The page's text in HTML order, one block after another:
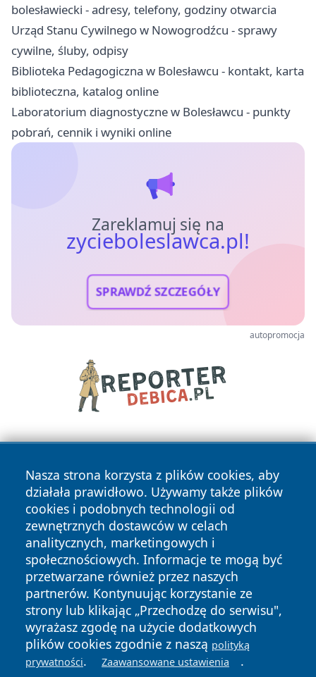
bolesławiecki - adresy, telefony, godziny otwarcia
Urząd Stanu Cywilnego w Nowogrodźcu - sprawy
cywilne, śluby, odpisy
Biblioteka Pedagogiczna w Bolesławcu - kontakt, karta
biblioteczna, katalog online
Laboratorium diagnostyczne w Bolesławcu - punkty
pobrań, cennik i wyniki online
Zareklamuj się na
zycieboleslawca.pl!
SPRAWDŹ SZCZEGÓŁY
autopromocja
Nasza strona korzysta z plików cookies, aby
działała prawidłowo. Używamy także plików
cookies i podobnych technologii od
zewnętrznych dostawców w celach
analitycznych, marketingowych i
społecznościowych. Informacje te mogą być
przetwarzane również przez naszych
partnerów. Kontynuując korzystanie ze
strony lub klikając „Przechodzę do serwisu",
wyrażasz zgodę na użycie dodatkowych
plików cookies zgodnie z naszą polityką
prywatności. Zaawansowane ustawienia .
Copyright © 2026 zycieboleslawca.pl Wszystkie prawa
zastrzeżone.
News Autorzy
Polityka
Prywatności
Polityka
Cookies